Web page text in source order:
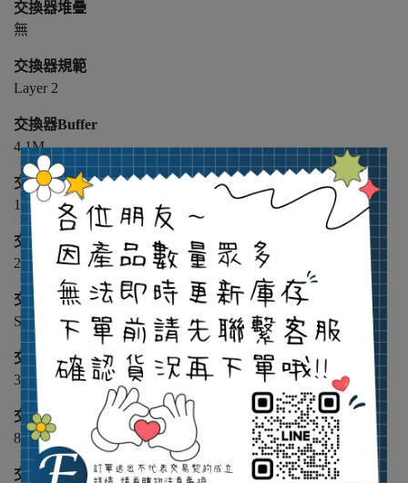
交換器堆疊
無
交換器規範
Layer 2
交換器Buffer
4.1M
交換器模組支援傳輸速度
10/100/1000 Base-T
交換器VLAN
256組
交換器模組接頭規格
SFP
交換器背板頻寬
36G
交換器MAC(address)
8K
交換器機構型式